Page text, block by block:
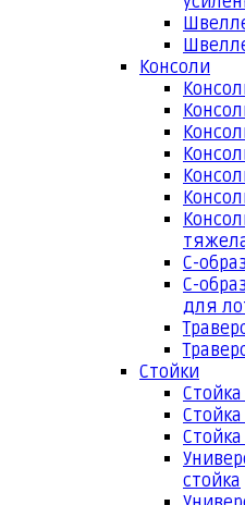
Консоли
С-
С-
для
Стойки
стойка